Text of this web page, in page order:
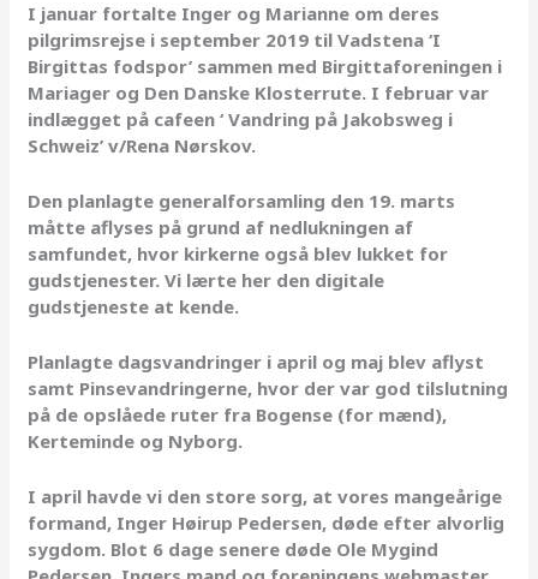
I januar fortalte Inger og Marianne om deres
pilgrimsrejse i september 2019 til Vadstena ‘I
Birgittas fodspor’ sammen med Birgittaforeningen i
Mariager og Den Danske Klosterrute. I februar var
indlægget på cafeen ‘ Vandring på Jakobsweg i
Schweiz’ v/Rena Nørskov.
Den planlagte generalforsamling den 19. marts
måtte aflyses på grund af nedlukningen af
samfundet, hvor kirkerne også blev lukket for
gudstjenester. Vi lærte her den digitale
gudstjeneste at kende.
Planlagte dagsvandringer i april og maj blev aflyst
samt Pinsevandringerne, hvor der var god tilslutning
på de opslåede ruter fra Bogense (for mænd),
Kerteminde og Nyborg.
I april havde vi den store sorg, at vores mangeårige
formand, Inger Høirup Pedersen, døde efter alvorlig
sygdom. Blot 6 dage senere døde Ole Mygind